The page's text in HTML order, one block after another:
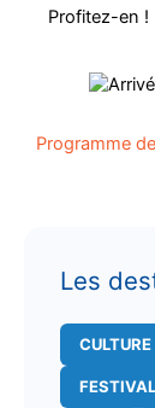
Profitez-en !
Programme
Les
CULTURE